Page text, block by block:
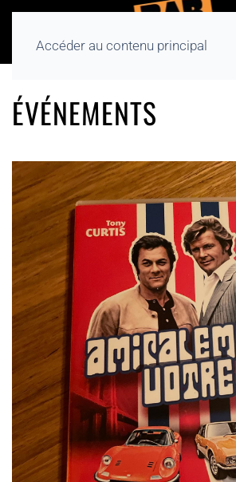
Accéder au contenu principal
ÉVÉNEMENTS